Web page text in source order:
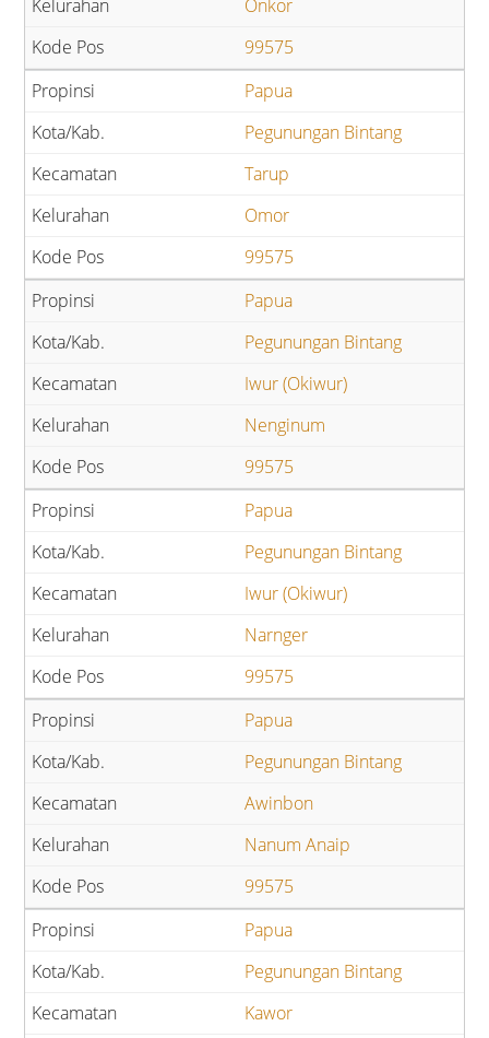
Onkor
99575
Papua
Pegunungan Bintang
Tarup
Omor
99575
Papua
Pegunungan Bintang
Iwur (Okiwur)
Nenginum
99575
Papua
Pegunungan Bintang
Iwur (Okiwur)
Narnger
99575
Papua
Pegunungan Bintang
Awinbon
Nanum Anaip
99575
Papua
Pegunungan Bintang
Kawor